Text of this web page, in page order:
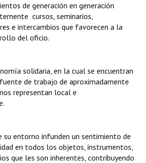
- Registro
- Registro
Registro
- Registro
- Registro
de generación en generación
cursos, seminarios,
e intercambios que favorecen a la
del oficio.
solidaria, en la cual se encuentran
de trabajo de aproximadamente
representan local e
su entorno infunden un sentimiento de
en todos los objetos, instrumentos,
que les son inherentes, contribuyendo